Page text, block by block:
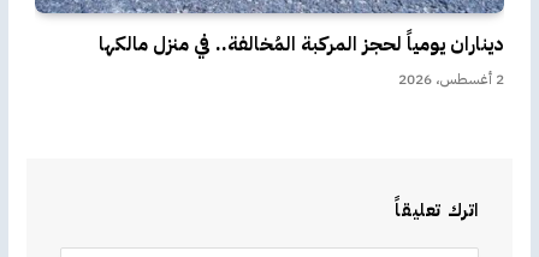
ديناران يومياً لحجز المركبة المُخالفة.. في منزل مالكها
2 أغسطس، 2026
اترك تعليقاً